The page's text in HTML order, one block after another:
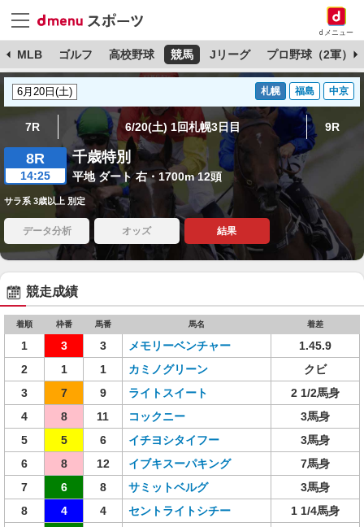
dメニュー
MLB ゴルフ 高校野球 競馬 Jリーグ プロ野球（2軍）
札幌 福島 中京
7R 6/20(土) 1回札幌3日目 9R
8R
14:25
千歳特別
平地 ダート 右・1700m 12頭
サラ系 3歳以上 別定
データ分析 オッズ 結果
競走成績
着順 枠番 馬番 馬名 着差
1 3 3 メモリーベンチャー
1.45.9
2
1 1 カミノグリーン
クビ
3
7 9 ライトスイート
2 1/2馬身
4
8 11 コックニー
3馬身
5
5 6 イチヨシタイフー
3馬身
6
8 12 イブキスーパキング
7馬身
7
6 8 サミットベルグ
3馬身
8
4 4 セントライトシチー
1 1/4馬身